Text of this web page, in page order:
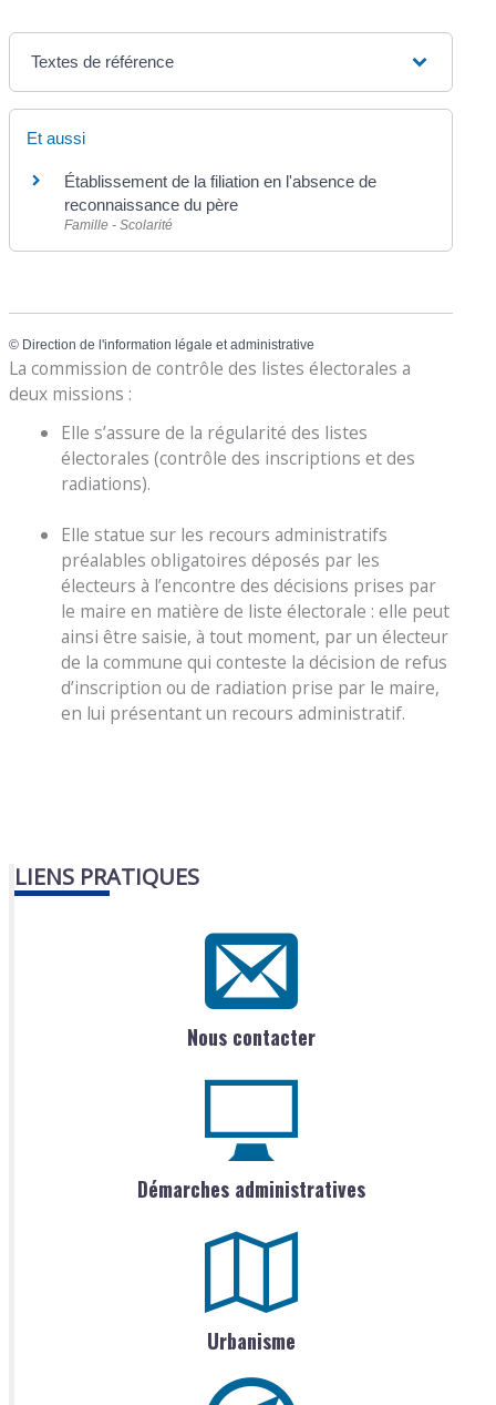
Textes de référence
Et aussi
Établissement de la filiation en l'absence de
reconnaissance du père
Famille - Scolarité
© Direction de l'information légale et administrative
La commission de contrôle des listes électorales a
deux missions :
Elle s’assure de la régularité des listes
électorales (contrôle des inscriptions et des
radiations).
Elle statue sur les recours administratifs
préalables obligatoires déposés par les
électeurs à l’encontre des décisions prises par
le maire en matière de liste électorale : elle peut
ainsi être saisie, à tout moment, par un électeur
de la commune qui conteste la décision de refus
d’inscription ou de radiation prise par le maire,
en lui présentant un recours administratif.
LIENS PRATIQUES
Nous contacter
Démarches administratives
Urbanisme